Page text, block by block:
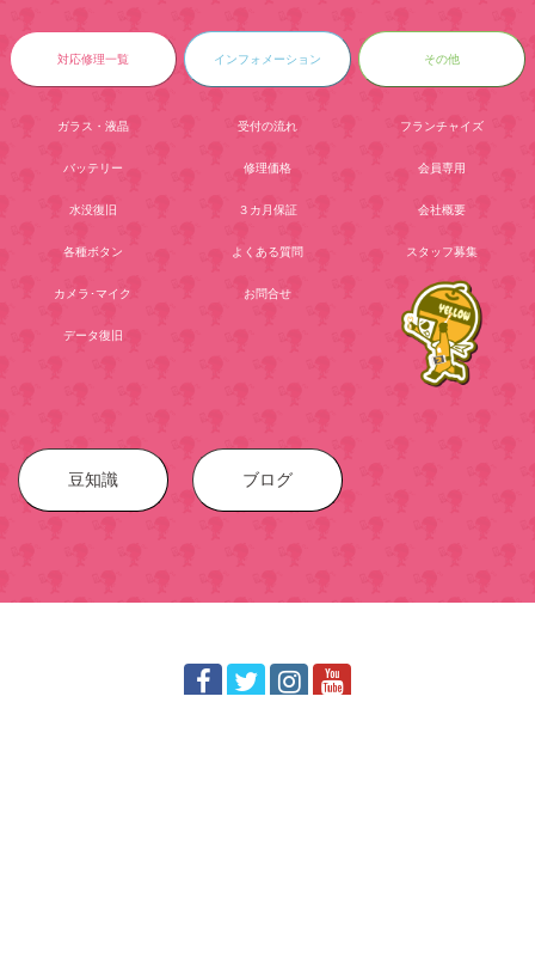
対応修理一覧
ガラス・液晶
バッテリー
水没復旧
各種ボタン
カメラ･マイク
データ復旧
インフォメーション
受付の流れ
修理価格
３カ月保証
よくある質問
お問合せ
その他
フランチャイズ
会員専用
会社概要
スタッフ募集
豆知識 ブログ